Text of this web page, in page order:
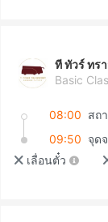
ที ทัวร์ ทร
Basic
08:00 สถ
09:50 จุด
เลื่อนตั๋ว